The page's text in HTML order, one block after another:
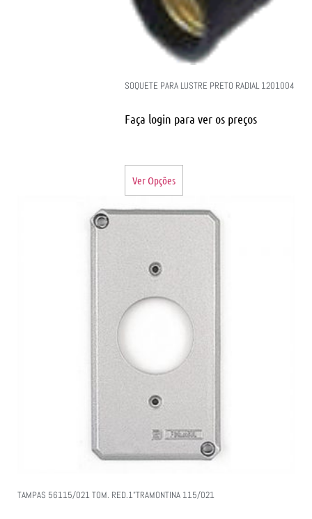
SOQUETE PARA LUSTRE PRETO RADIAL 1201004
Faça login para ver os preços
Ver Opções
TAMPAS 56115/021 TOM. RED.1”TRAMONTINA 115/021